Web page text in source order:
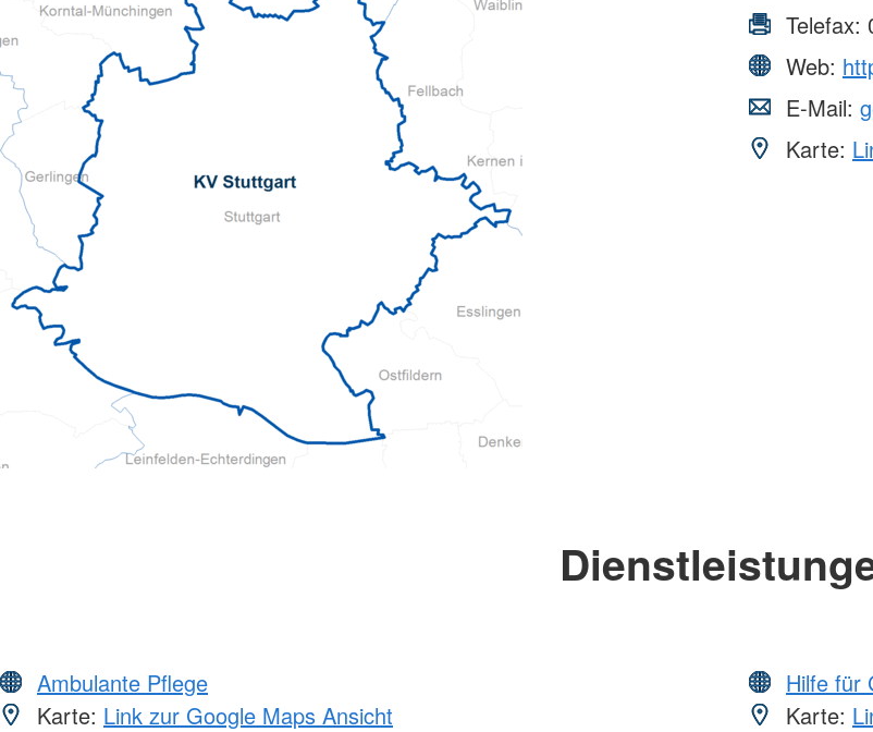
Telefax:
Web:
E-Mail:
Karte:
Ambulante Pflege
Karte: Link zur Google Maps Ansicht
Hilfe für
Karte: